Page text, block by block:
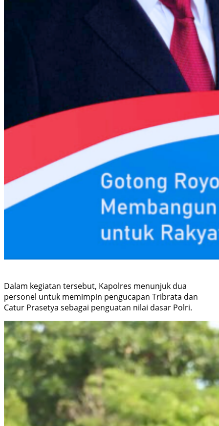
Dalam kegiatan tersebut, Kapolres menunjuk dua
personel untuk memimpin pengucapan Tribrata dan
Catur Prasetya sebagai penguatan nilai dasar Polri.